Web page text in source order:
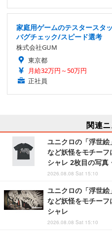
家庭用ゲームのテスタースタ
バグチェック/スピード選考
株式会社GUM
東京都
月給32万円～50万円
正社員
関連ニ
ユニクロの「浮世
など妖怪をモチー
シャレ 2枚目の写真
2026.08.08 Sat 15:10
ユニクロの「浮世
など妖怪をモチー
シャレ
2026.08.08 Sat 15:10